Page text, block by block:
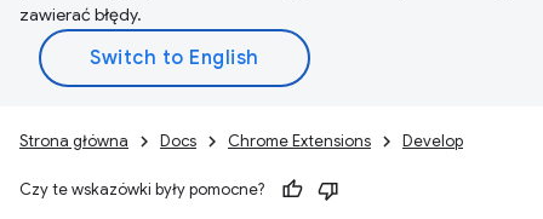
zawierać błędy.
Strona główna Docs Chrome Extensions Develop
Czy te wskazówki były pomocne?